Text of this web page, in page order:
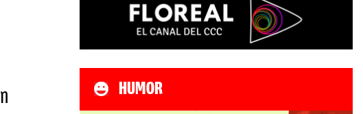
HUMOR